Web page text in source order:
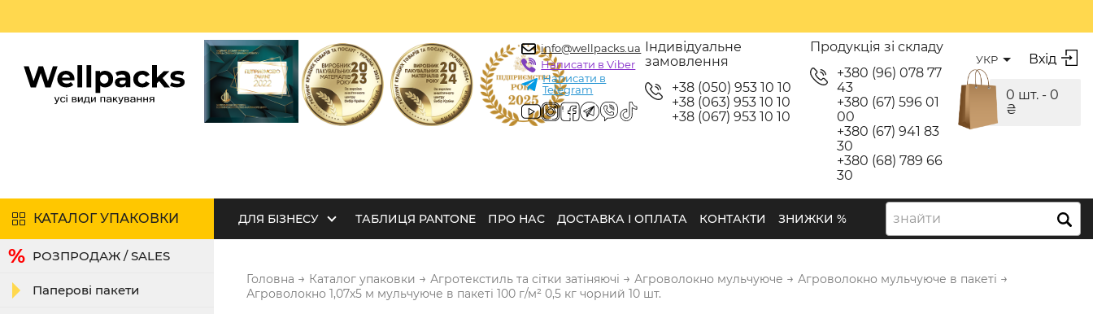
info@wellpacks.ua
Написати в Viber
Написати в
Telegram
Індивідуальне
замовлення
+38 (050) 953 10 10
+38 (063) 953 10 10
+38 (067) 953 10 10
Продукція зі складу
+380 (96) 078 77
43
+380 (67) 596 01
00
+380 (67) 941 83
30
+380 (68) 789 66
30
УКР Вхід
0 шт. - 0
₴
КАТАЛОГ УПАКОВКИ ДЛЯ БІЗНЕСУ ТАБЛИЦЯ PANTONE ПРО НАС ДОСТАВКА І ОПЛАТА КОНТАКТИ ЗНИЖКИ % знайти
РОЗПРОДАЖ / SALES
Паперові пакети
Головна → Каталог упаковки → Агротекстиль та сітки затіняючі → Агроволокно мульчуюче → Агроволокно мульчуюче в пакеті →
Агроволокно 1,07х5 м мульчуюче в пакеті 100 г/м² 0,5 кг чорний 10 шт.